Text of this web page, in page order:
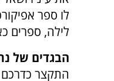
לו ספר
לילה, ספרים
הבגדים של
התקצר כדרכם